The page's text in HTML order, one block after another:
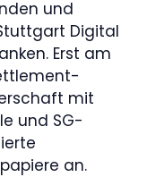
und
Digital
Erst am
mit
und SG-
an.